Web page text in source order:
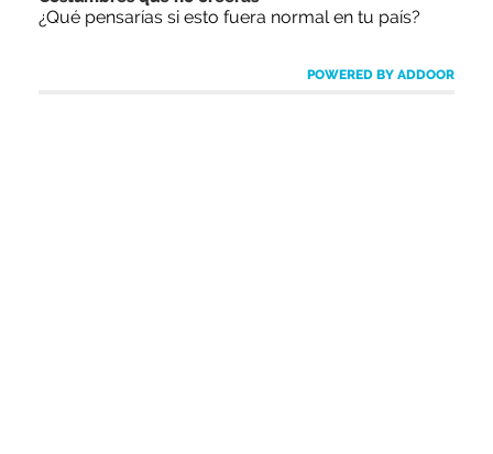
¿Qué pensarías si esto fuera normal en tu país?
POWERED BY ADDOOR